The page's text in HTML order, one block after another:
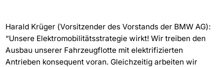
Harald Krüger (Vorsitzender des Vorstands der BMW AG):
“Unsere Elektromobilitätsstrategie wirkt! Wir treiben den
Ausbau unserer Fahrzeugflotte mit elektrifizierten
Antrieben konsequent voran. Gleichzeitig arbeiten wir